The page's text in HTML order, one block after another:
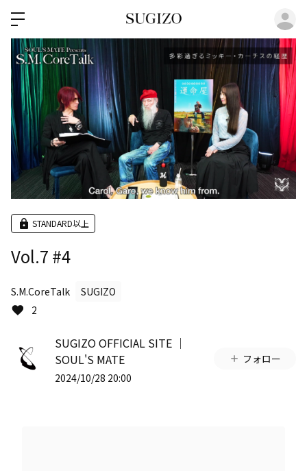
STANDARD以上
Vol.7 #4
S.M.CoreTalk
SUGIZO
2
SUGIZO OFFICIAL SITE │
SOUL'S MATE
2024/10/28 20:00
フォロー